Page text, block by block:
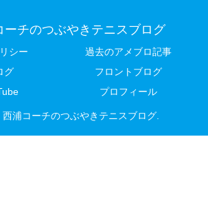
ーチのつぶやきテニスブログ
シー
過去のアメブロ記事
グ
フロントブログ
プロフィール
浦コーチのつぶやきテニスブログ.